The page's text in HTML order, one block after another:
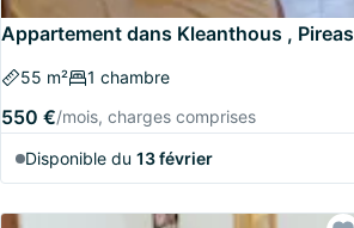
Appartement dans Kleanthous , Pireas
55 m² 1 chambre
550 €/mois, charges comprises
Disponible du 13 février